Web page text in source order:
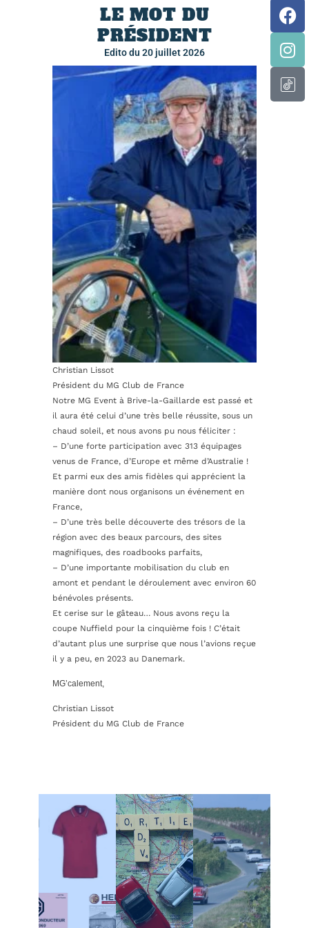
LE MOT DU
PRÉSIDENT
Edito du 20 juillet 2026
Christian Lissot
Président du MG Club de France
Notre MG Event à Brive-la-Gaillarde est passé et
il aura été celui d’une très belle réussite, sous un
chaud soleil, et nous avons pu nous féliciter :
– D’une forte participation avec 313 équipages
venus de France, d’Europe et même d’Australie !
Et parmi eux des amis fidèles qui apprécient la
manière dont nous organisons un événement en
France,
– D’une très belle découverte des trésors de la
région avec des beaux parcours, des sites
magnifiques, des roadbooks parfaits,
– D’une importante mobilisation du club en
amont et pendant le déroulement avec environ 60
bénévoles présents.
Et cerise sur le gâteau… Nous avons reçu la
coupe Nuffield pour la cinquième fois ! C’était
d’autant plus une surprise que nous l’avions reçue
il y a peu, en 2023 au Danemark.
MG’calement,
Christian Lissot
Président du MG Club de France
Vêtements et
accessoires
Badges de
calandre
Documentation
technique
Revue Heritage
Calendrier
national
Calendriers
régionaux
Calendrier
section MG
Sport
Calendrier
Comptes
rendus de
rallyes, salons,
MG DAYs…